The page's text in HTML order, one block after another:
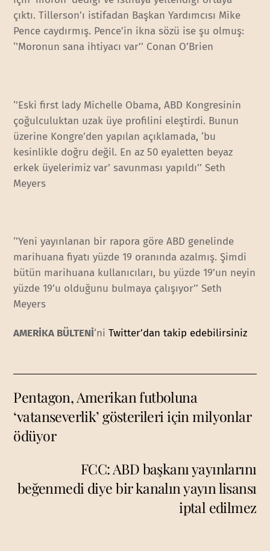
çıktı. Tillerson’ı istifadan Başkan Yardımcısı Mike
Pence caydırmış. Pence’in ikna sözü ise şu olmuş:
‘’Moronun sana ihtiyacı var’’ Conan O’Brien
‘’Eski first lady Michelle Obama, ABD Kongresinin
çoğulculuktan uzak üye profilini eleştirdi. Bunun
üzerine Kongre’den yapılan açıklamada, ‘bu
kesinlikle doğru değil. En az 50 eyaletten beyaz
erkek üyelerimiz var’ savunması yapıldı’’ Seth
Meyers
‘’Yeni yayınlanan bir rapora göre ABD genelinde
marihuana fiyatı yüzde 19 oranında azalmış. Şimdi
bütün marihuana kullanıcıları, bu yüzde 19’un neyin
yüzde 19’u olduğunu bulmaya çalışıyor’’ Seth
Meyers
AMERİKA BÜLTENİ‘niTwitter’dan takip edebilirsiniz
Pentagon, Amerikan futboluna
‘vatanseverlik’ gösterileri için milyonlar
ödüyor
FCC: ABD başkanı yayınlarını
beğenmedi diye bir kanalın yayın lisansı
iptal edilmez